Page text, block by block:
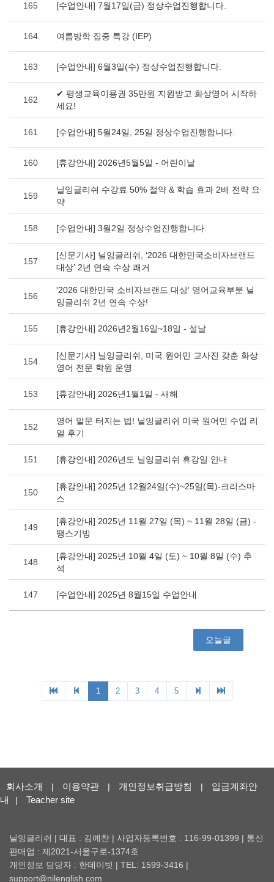
회사소개 | 이용약관 | 개인정보취급방침 |
입금계좌안
내
| Teacher site
닐잉글리쉬 | 대표 : 김예찬 | 사업자등록번호 : 116-99-01399 | 통신
판매업 : 제2021-서울구로-1374호
개인정보 담당자 : 한데이빗 | TEL: 1599-3416 |
support@nilenglish.com